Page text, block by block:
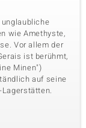
wie Amethyste,
Vor allem der
ist berühmt,
Minen")
auf seine